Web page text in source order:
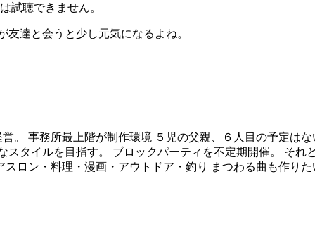
試聴できません。
達と会うと少し元気になるよね。
。 事務所最上階が制作環境 ５児の父親、６人目の予定は
スタイルを目指す。 ブロックパーティを不定期開催。 そ
ロン・料理・漫画・アウトドア・釣り まつわる曲も作りた